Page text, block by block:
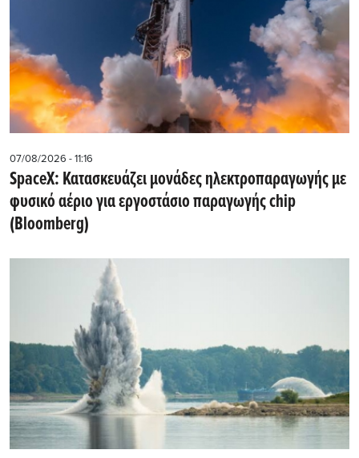
07/08/2026 - 11:16
SpaceX: Κατασκευάζει μονάδες ηλεκτροπαραγωγής με
φυσικό αέριο για εργοστάσιο παραγωγής chip
(Bloomberg)